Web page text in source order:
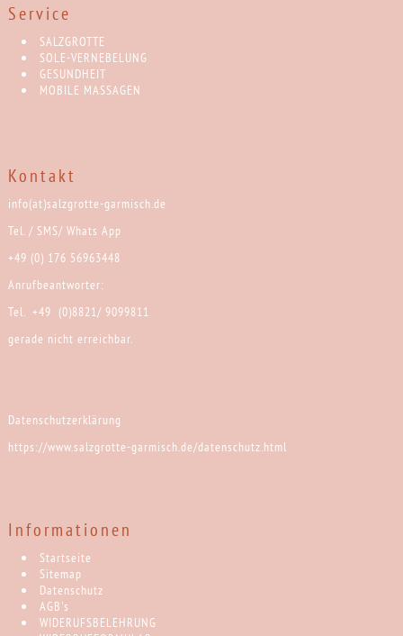
Service
SALZGROTTE
SOLE-VERNEBELUNG
GESUNDHEIT
MOBILE MASSAGEN
Kontakt
info(at)salzgrotte-garmisch.de
Tel. / SMS/ Whats App
+49 (0) 176 56963448
Anrufbeantworter:
Tel. +49 (0)8821/ 9099811
gerade nicht erreichbar.
Datenschutzerklärung
https://www.salzgrotte-garmisch.de/datenschutz.html
Informationen
Startseite
Sitemap
Datenschutz
AGB's
WIDERUFSBELEHRUNG